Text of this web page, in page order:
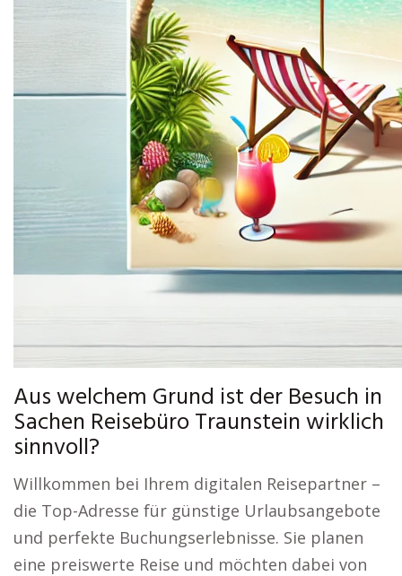
Aus welchem Grund ist der Besuch in
Sachen Reisebüro Traunstein wirklich
sinnvoll?
Willkommen bei Ihrem digitalen Reisepartner –
die Top-Adresse für günstige Urlaubsangebote
und perfekte Buchungserlebnisse. Sie planen
eine preiswerte Reise und möchten dabei von